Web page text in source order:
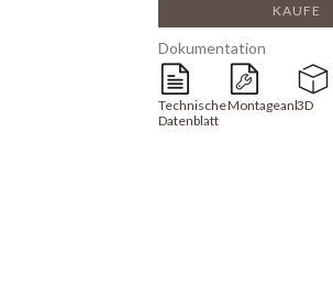
KAUFE
Dokumentation
Technisches
Datenblatt
Montageanleitung
3D